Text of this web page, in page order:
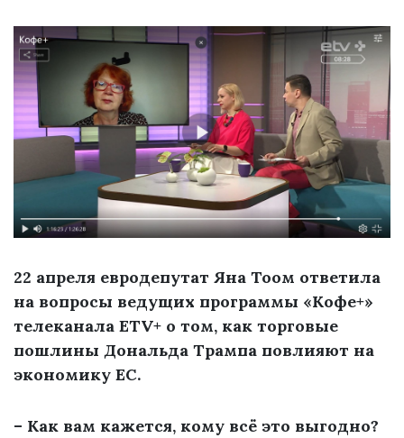
22 апреля евродепутат Яна Тоом ответила
на вопросы ведущих программы «Кофе+»
телеканала ETV+ о том, как торговые
пошлины Дональда Трампа повлияют на
экономику ЕС.
– Как вам кажется, кому всё это выгодно?